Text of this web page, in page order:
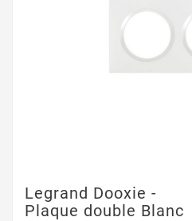
Legrand Dooxie -
Plaque double Blanc